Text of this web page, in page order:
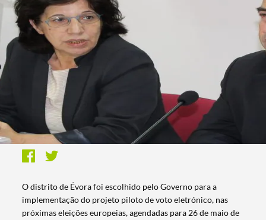
O distrito de Évora foi escolhido pelo Governo para a
implementação do projeto piloto de voto eletrónico, nas
próximas eleições europeias, agendadas para 26 de maio de